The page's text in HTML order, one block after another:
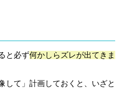
と必ず何かしらズレが出てきま
して」計画しておくと、いざと